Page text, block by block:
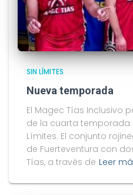
SIN LÍMITES
Nueva temporada
El Magec Tías Inclusivo
de la cuarta temporada
Límites. El conjunto
de Fuerteventura con
Tías, a través de Leer